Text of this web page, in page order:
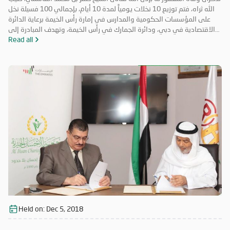
الله ثراه، فتم توزيع 10 نخلات يومياً لمدة 10 أيام، بإجمالي 100 فسيلة نخل
على المؤسسات الحكومية والمدارس في إمارة رأس الخيمة برعاية الدائرة
الاقتصادية في دبي، ودائرة الجمارك في رأس الخيمة، وتهدف المبادرة إلى
تعزيز روح التكاتف والمسؤولية المجتمعية وتعزيز الأعمال التطوعية. حضر
وموظفي الشرطة المجتمعية، ومشاركة طلاب من مدرسة الخران للتعليم
الأساسي، وفريق الإحسان التطوعي.
Read all
Held on: Dec 5, 2018